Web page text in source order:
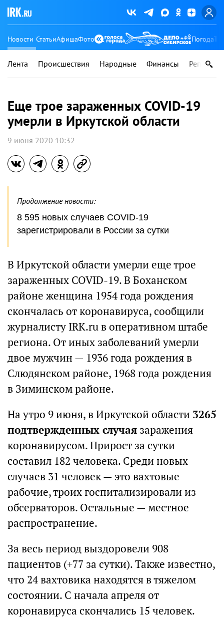
Новости СтатьиАфишаФото Погода
Лента Происшествия Народные Финансы Регионы
Еще трое зараженных COVID-19
умерли в Иркутской области
9 июня 2020 10:32
Продолжение новости:
8 595 новых случаев COVID-19
зарегистрировали в России за сутки
В Иркутской области умерли еще трое
зараженных COVID-19. В Боханском
районе женщина 1954 года рождения
скончалась от коронавируса, сообщили
журналисту IRK.ru в оперативном штабе
региона. От иных заболеваний умерли
двое мужчин — 1936 года рождения в
Слюдянском районе, 1968 года рождения
в Зиминском районе.
На утро 9 июня, в Иркутской области 3265
подтвержденных случая заражения
коронавирусом. Прирост за сутки
составил 182 человека. Среди новых
случаев 31 человек — это вахтовые
рабочие, троих госпитализировали из
обсерваторов. Остальные — местное
распространение.
За весь период выздоровели 908
пациентов (+77 за сутки). Также известно,
что 24 вахтовика находятся в тяжелом
состоянии. С начала апреля от
коронавируса скончались 15 человек.